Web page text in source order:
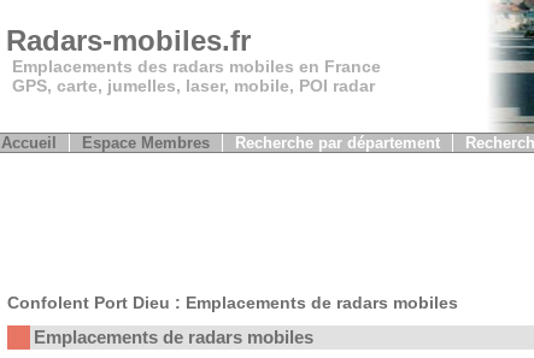
Radars-mobiles.fr
Emplacements des radars mobiles en France
GPS, carte, jumelles, laser, mobile, POI radar
Accueil Espace Membres Recherche par département
Confolent Port Dieu : Emplacements de radars mobiles
Emplacements de radars mobiles